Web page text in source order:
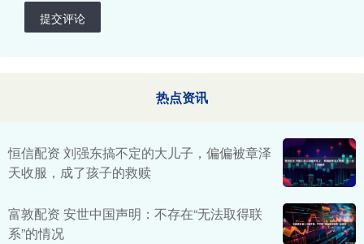
提交评论
热点资讯
恒信配资 刘强东搞不定的大儿子，偏偏被章泽
天收服，成了孩子的救赎
富敦配资 安世中国声明：不存在“无法取得联
系”的情况